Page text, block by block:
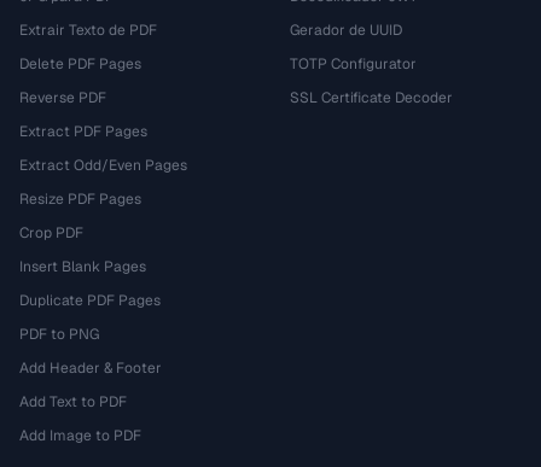
Extrair Texto de PDF
Delete PDF Pages
Reverse PDF
Extract PDF Pages
Extract Odd/Even Pages
Resize PDF Pages
Crop PDF
Insert Blank Pages
Duplicate PDF Pages
PDF to PNG
Add Header & Footer
Add Text to PDF
Add Image to PDF
Gerador de UUID
TOTP Configurator
SSL Certificate Decoder